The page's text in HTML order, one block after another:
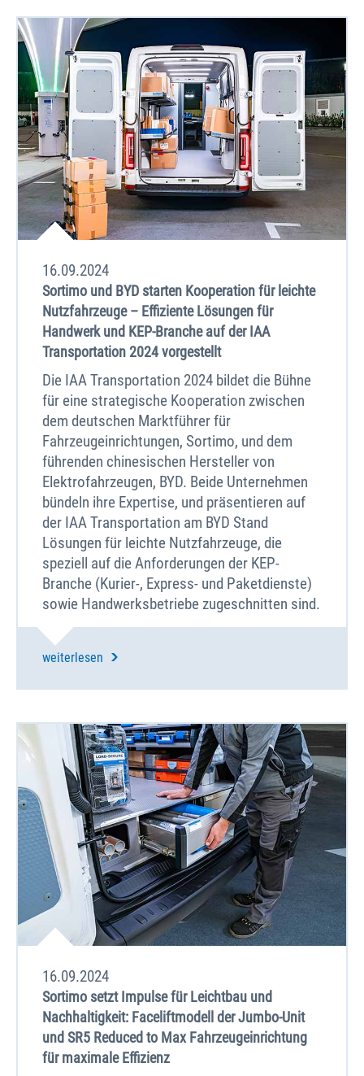
16.09.2024
Sortimo und BYD starten Kooperation für leichte
Nutzfahrzeuge – Effiziente Lösungen für
Handwerk und KEP-Branche auf der IAA
Transportation 2024 vorgestellt
Die IAA Transportation 2024 bildet die Bühne
für eine strategische Kooperation zwischen
dem deutschen Marktführer für
Fahrzeugeinrichtungen, Sortimo, und dem
führenden chinesischen Hersteller von
Elektrofahrzeugen, BYD. Beide Unternehmen
bündeln ihre Expertise, und präsentieren auf
der IAA Transportation am BYD Stand
Lösungen für leichte Nutzfahrzeuge, die
speziell auf die Anforderungen der KEP-
Branche (Kurier-, Express- und Paketdienste)
sowie Handwerksbetriebe zugeschnitten sind.
weiterlesen
16.09.2024
Sortimo setzt Impulse für Leichtbau und
Nachhaltigkeit: Faceliftmodell der Jumbo-Unit
und SR5 Reduced to Max Fahrzeugeinrichtung
für maximale Effizienz